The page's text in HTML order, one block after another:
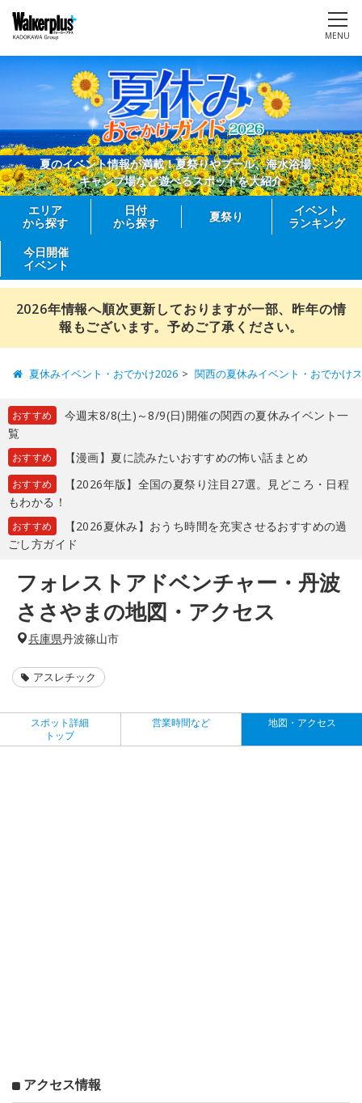
MENU
夏のイベント情報が満載！夏祭りやプール、海水浴場、
キャンプ場など遊べるスポットを大紹介
エリア
から探す
日付
から探す
夏祭り
イベント
ランキング
今日開催
イベント
2026年情報へ順次更新しておりますが一部、昨年の情
報もございます。予めご了承ください。
夏休みイベント・おでかけ2026 関西の夏休みイベント・おでかけ
おすすめ
今週末8/8(土)～8/9(日)開催の関西の夏休みイベント一
覧
おすすめ 【漫画】夏に読みたいおすすめの怖い話まとめ
おすすめ
【2026年版】全国の夏祭り注目27選。見どころ・日程
もわかる！
おすすめ
【2026夏休み】おうち時間を充実させるおすすめの過
ごし方ガイド
フォレストアドベンチャー・丹波
ささやまの地図・アクセス
兵庫県丹波篠山市
アスレチック
スポット詳細
トップ
営業時間など 地図・アクセス
アクセス情報